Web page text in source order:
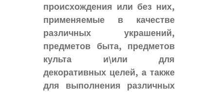
происхождения или без них,
применяемые в качестве
различных украшений,
предметов быта, предметов
культа и\или для
декоративных целей, а также
для выполнения различных